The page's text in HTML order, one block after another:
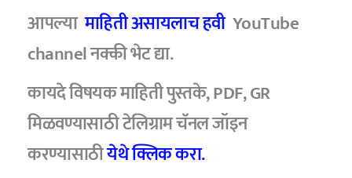
आपल्यामाहिती असायलाच हवीYouTube
channel नक्की भेट द्या.
कायदे विषयक माहिती पुस्तके, PDF, GR
मिळवण्यासाठी टेलिग्राम चॅनल जॉइन
करण्यासाठीयेथे क्लिक करा.